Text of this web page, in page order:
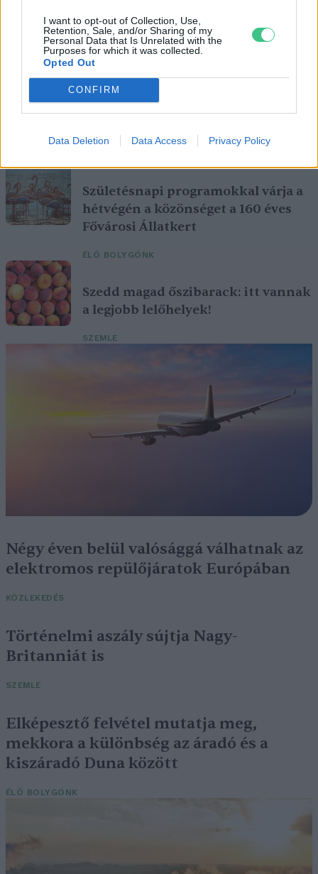
I want to opt-out of Collection, Use,
Retention, Sale, and/or Sharing of my
Personal Data that Is Unrelated with the
Purposes for which it was collected.
Opted Out
CONFIRM
Data Deletion Data Access Privacy Policy
pedig ma is számos betegség ellen használják.
Születésnapi programokkal várja a
hétvégén a közönséget a 160 éves
Fővárosi Állatkert
ÉLŐ BOLYGÓNK
Szedd magad őszibarack: itt vannak
a legjobb lelőhelyek!
SZEMLE
Négy éven belül valósággá válhatnak az
elektromos repülőjáratok Európában
KÖZLEKEDÉS
Történelmi aszály sújtja Nagy-
Britanniát is
SZEMLE
Elképesztő felvétel mutatja meg,
mekkora a különbség az áradó és a
kiszáradó Duna között
ÉLŐ BOLYGÓNK